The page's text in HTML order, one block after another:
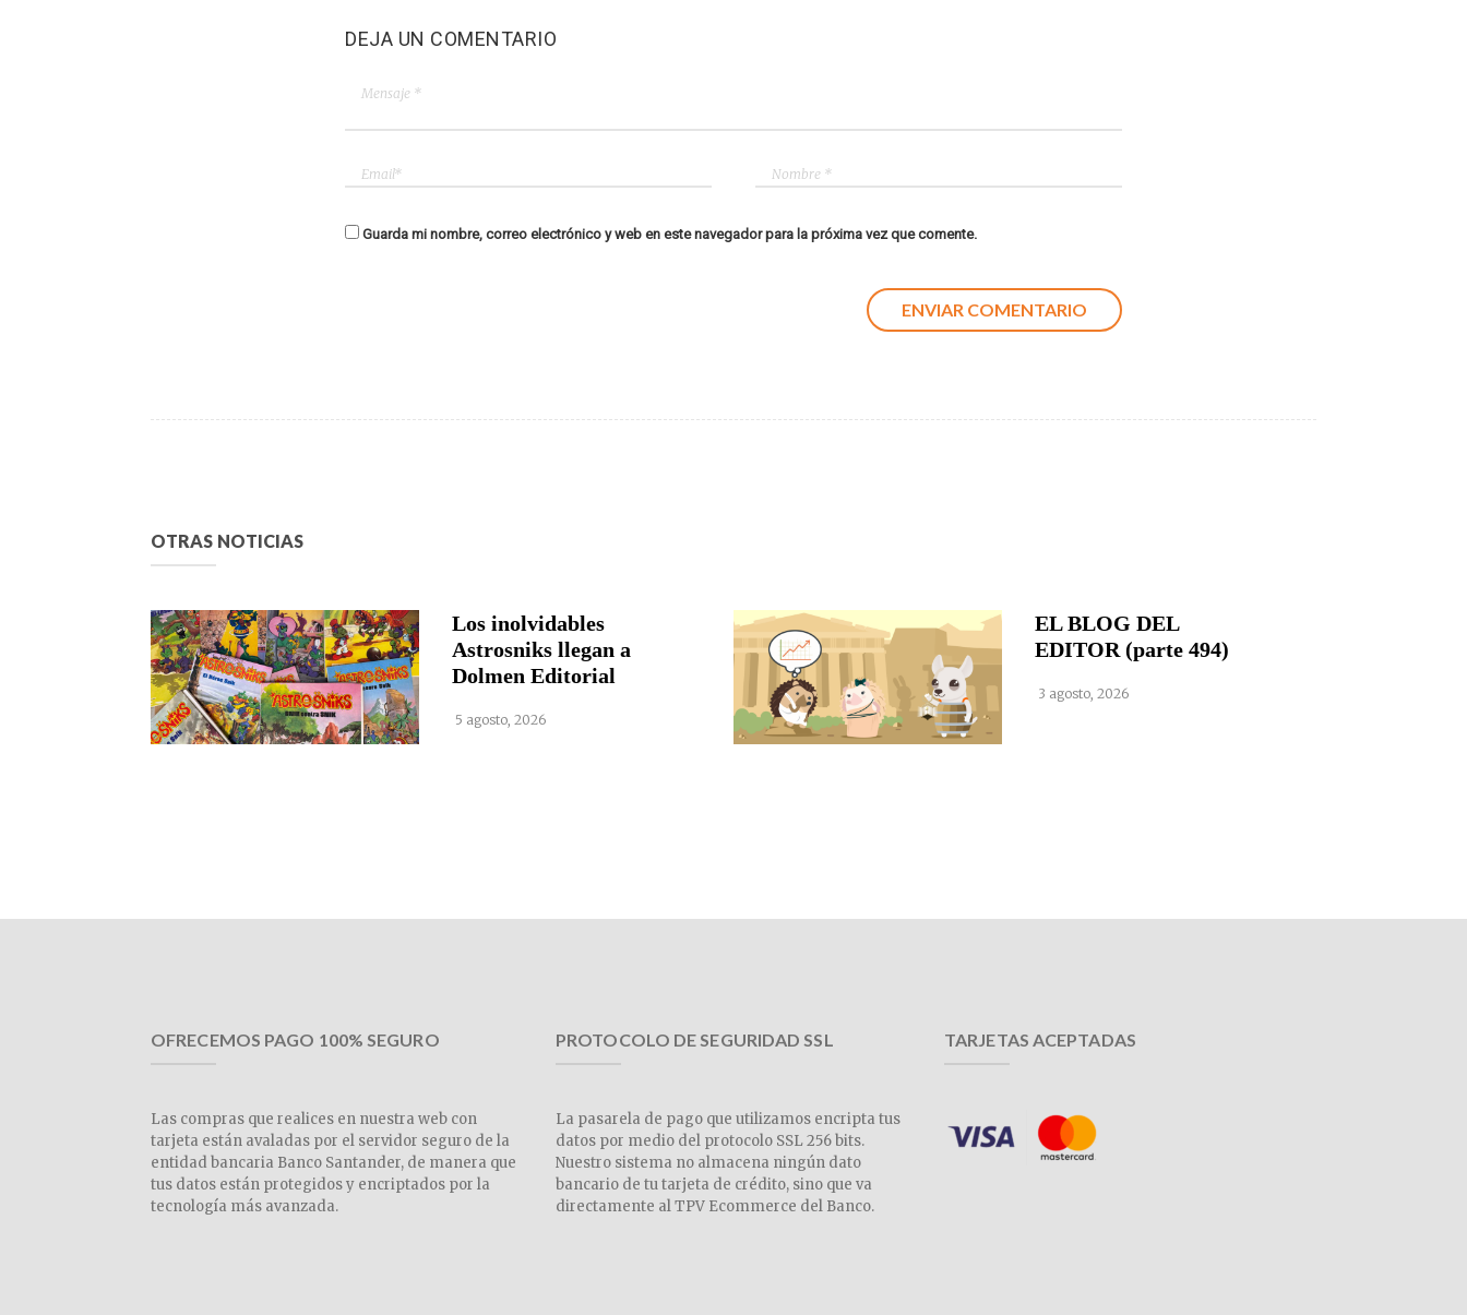
DEJA UN COMENTARIO
Guarda mi nombre, correo electrónico y web en este navegador para la próxima vez que comente.
OTRAS NOTICIAS
Los inolvidables
Astrosniks llegan a
Dolmen Editorial
5 agosto, 2026
EL BLOG DEL
EDITOR (parte 494)
3 agosto, 2026
OFRECEMOS PAGO 100% SEGURO
Las compras que realices en nuestra web con
tarjeta están avaladas por el servidor seguro de la
entidad bancaria Banco Santander, de manera que
tus datos están protegidos y encriptados por la
tecnología más avanzada.
PROTOCOLO DE SEGURIDAD SSL
La pasarela de pago que utilizamos encripta tus
datos por medio del protocolo SSL 256 bits.
Nuestro sistema no almacena ningún dato
bancario de tu tarjeta de crédito, sino que va
directamente al TPV Ecommerce del Banco.
TARJETAS ACEPTADAS